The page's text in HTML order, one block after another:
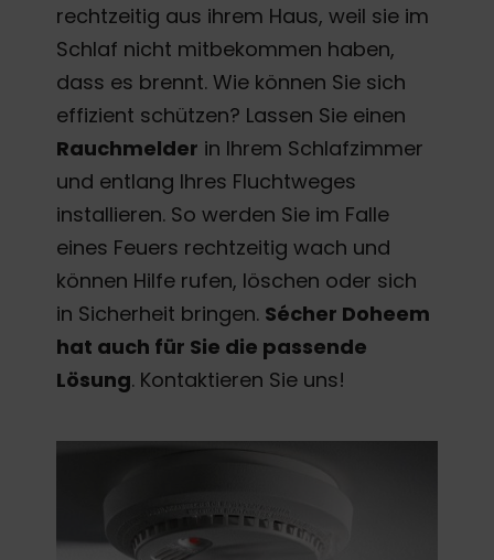
rechtzeitig aus ihrem Haus, weil sie im
Schlaf nicht mitbekommen haben,
dass es brennt. Wie können Sie sich
effizient schützen? Lassen Sie einen
Rauchmelder in Ihrem Schlafzimmer
und entlang Ihres Fluchtweges
installieren. So werden Sie im Falle
eines Feuers rechtzeitig wach und
können Hilfe rufen, löschen oder sich
in Sicherheit bringen. Sécher Doheem
hat auch für Sie die passende
Lösung. Kontaktieren Sie uns!